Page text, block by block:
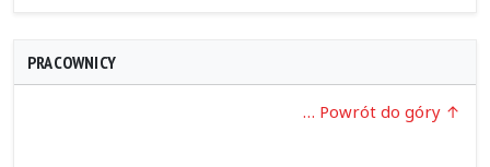
PRACOWNICY
… Powrót do góry